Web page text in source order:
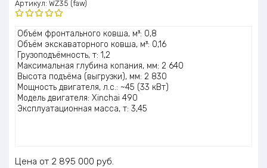
Артикул: WZ35 (faw)
Оценка
5.00из 5
Объём фронтального ковша, м³: 0,8
Объём экскаваторного ковша, м³: 0,16
Грузоподъёмность, т: 1,2
Максимальная глубина копания, мм: 2 640
Высота подъёма (выгрузки), мм: 2 830
Мощность двигателя, л.с.: ~45 (33 кВт)
Модель двигателя: Xinchai 490
Эксплуатационная масса, т: 3,45
Цена 2 895 000 руб.